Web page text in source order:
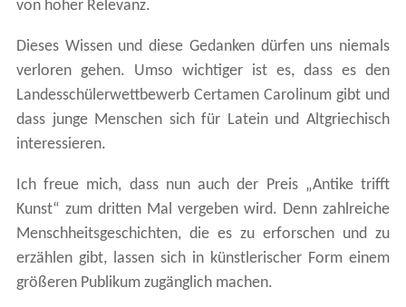
von hoher Relevanz.
Dieses Wissen und diese Gedanken dürfen uns niemals
verloren gehen. Umso wichtiger ist es, dass es den
Landesschülerwettbewerb Certamen Carolinum gibt und
dass junge Menschen sich für Latein und Altgriechisch
interessieren.
Ich freue mich, dass nun auch der Preis „Antike trifft
Kunst“ zum dritten Mal vergeben wird. Denn zahlreiche
Menschheitsgeschichten, die es zu erforschen und zu
erzählen gibt, lassen sich in künstlerischer Form einem
größeren Publikum zugänglich machen.